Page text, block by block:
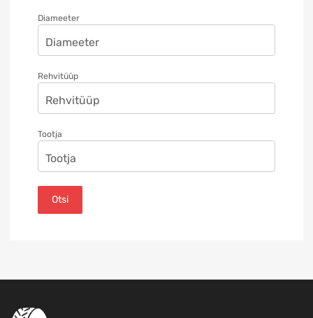
Diameeter
Rehvitüüp
Tootja
Otsi